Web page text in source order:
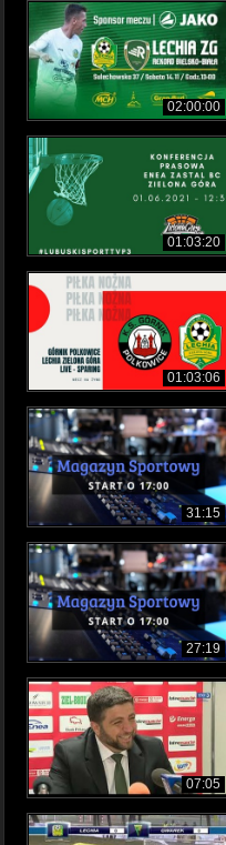
02:00:00
01:03:20
01:03:06
31:15
27:19
07:05